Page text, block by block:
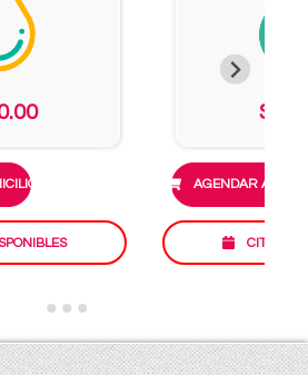
AGENDAR A
CITAS